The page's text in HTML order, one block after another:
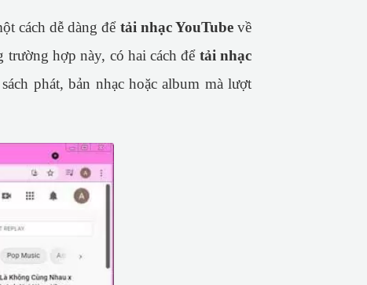
cách dễ dàng để tải nhạc YouTubevề
hợp này, có hai cách để tải nhạc
phát, bản nhạc hoặc album mà lượt